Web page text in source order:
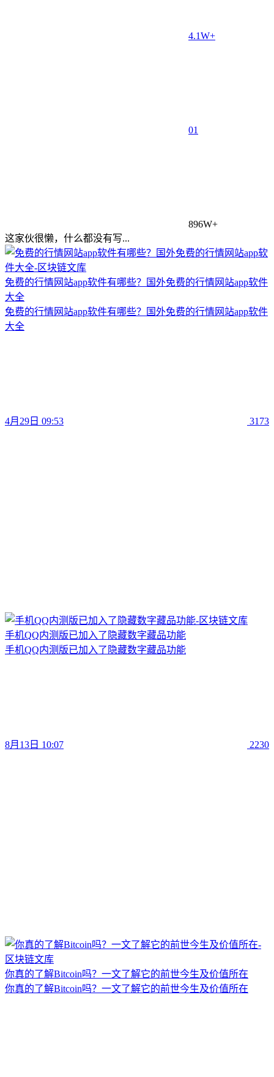
4.1W+
01
896W+
这家伙很懒，什么都没有写...
免费的行情网站app软件有哪些？国外免费的行情网站app软件
大全
免费的行情网站app软件有哪些？国外免费的行情网站app软件
大全
4月29日 09:53 3173
手机QQ内测版已加入了隐藏数字藏品功能
手机QQ内测版已加入了隐藏数字藏品功能
8月13日 10:07 2230
你真的了解Bitcoin吗？一文了解它的前世今生及价值所在
你真的了解Bitcoin吗？一文了解它的前世今生及价值所在